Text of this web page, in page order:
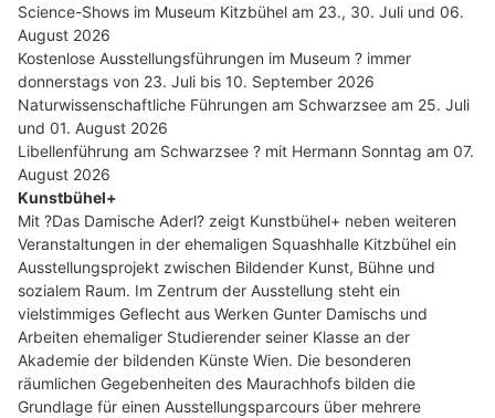
Science-Shows im Museum Kitzbühel am 23., 30. Juli und 06.
August 2026
Kostenlose Ausstellungsführungen im Museum ? immer
donnerstags von 23. Juli bis 10. September 2026
Naturwissenschaftliche Führungen am Schwarzsee am 25. Juli
und 01. August 2026
Libellenführung am Schwarzsee ? mit Hermann Sonntag am 07.
August 2026
Kunstbühel+
Mit ?Das Damische Aderl? zeigt Kunstbühel+ neben weiteren
Veranstaltungen in der ehemaligen Squashhalle Kitzbühel ein
Ausstellungsprojekt zwischen Bildender Kunst, Bühne und
sozialem Raum. Im Zentrum der Ausstellung steht ein
vielstimmiges Geflecht aus Werken Gunter Damischs und
Arbeiten ehemaliger Studierender seiner Klasse an der
Akademie der bildenden Künste Wien. Die besonderen
räumlichen Gegebenheiten des Maurachhofs bilden die
Grundlage für einen Ausstellungsparcours über mehrere